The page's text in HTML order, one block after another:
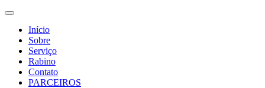
Início
Sobre
Serviço
Rabino
Contato
PARCEIROS